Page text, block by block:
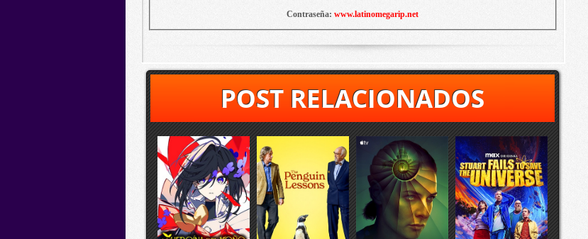
Contraseña: www.latinomegarip.net
POST RELACIONADOS